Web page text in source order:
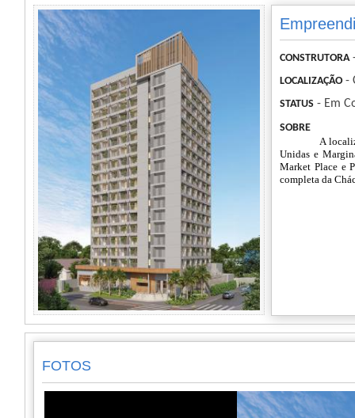
CONSTRUTORA-
LOCALIZAÇÃO-
STATUS - Em
SOBRE
A
Unidas e
Market Place e
completa da
FOTOS